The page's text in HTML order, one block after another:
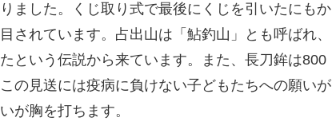
ました。くじ取り式で最後にくじを引いたにもか
されています。占出山は「鮎釣山」とも呼ばれ、
という伝説から来ています。また、長刀鉾は800
の見送には疫病に負けない子どもたちへの願いが
が胸を打ちます。